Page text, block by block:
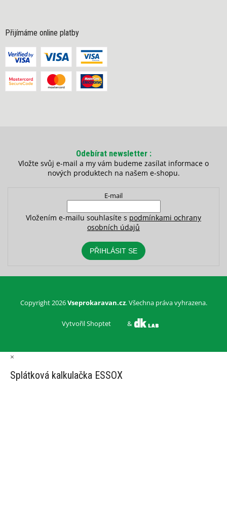
Přijímáme online platby
Odebírat newsletter
Vložte svůj e-mail a my vám budeme zasílat informace o
nových produktech na našem e-shopu.
E-mail
Vložením e-mailu souhlasíte s podmínkami ochrany
osobních údajů
PŘIHLÁSIT SE
Vytvořil Shoptet &
Copyright 2026Vseprokaravan.cz. Všechna práva vyhrazena.
×
Splátková kalkulačka ESSOX